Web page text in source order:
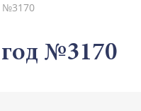
№3170
№3170